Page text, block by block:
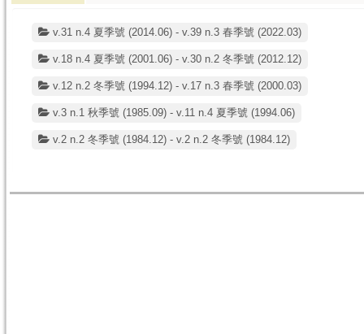
v.31 n.4 夏季號 (2014.06) - v.39 n.3 春季號 (2022.03)
v.18 n.4 夏季號 (2001.06) - v.30 n.2 冬季號 (2012.12)
v.12 n.2 冬季號 (1994.12) - v.17 n.3 春季號 (2000.03)
v.3 n.1 秋季號 (1985.09) - v.11 n.4 夏季號 (1994.06)
v.2 n.2 冬季號 (1984.12) - v.2 n.2 冬季號 (1984.12)